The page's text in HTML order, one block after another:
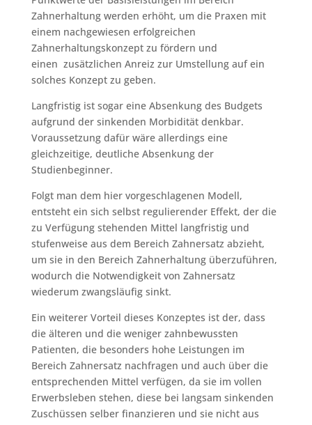
Zahnerhaltung werden erhöht, um die Praxen mit
einem nachgewiesen erfolgreichen
Zahnerhaltungskonzept zu fördern und
einen zusätzlichen Anreiz zur Umstellung auf ein
solches Konzept zu geben.
Langfristig ist sogar eine Absenkung des Budgets
aufgrund der sinkenden Morbidität denkbar.
Voraussetzung dafür wäre allerdings eine
gleichzeitige, deutliche Absenkung der
Studienbeginner.
Folgt man dem hier vorgeschlagenen Modell,
entsteht ein sich selbst regulierender Effekt, der die
zu Verfügung stehenden Mittel langfristig und
stufenweise aus dem Bereich Zahnersatz abzieht,
um sie in den Bereich Zahnerhaltung überzuführen,
wodurch die Notwendigkeit von Zahnersatz
wiederum zwangsläufig sinkt.
Ein weiterer Vorteil dieses Konzeptes ist der, dass
die älteren und die weniger zahnbewussten
Patienten, die besonders hohe Leistungen im
Bereich Zahnersatz nachfragen und auch über die
entsprechenden Mittel verfügen, da sie im vollen
Erwerbsleben stehen, diese bei langsam sinkenden
Zuschüssen selber finanzieren und sie nicht aus